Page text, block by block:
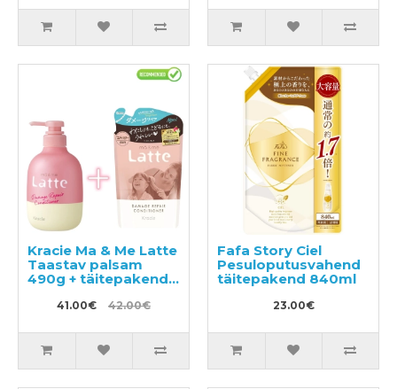
Kracie Ma & Me Latte
Taastav palsam
490g + täitepakend
41.00€ 42.00€
Fafa Story Ciel
Pesuloputusvahend
täitepakend 840ml
23.00€